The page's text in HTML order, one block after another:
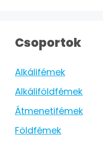
Csoportok
Alkálifémek
Alkáliföldfémek
Átmenetifémek
Földfémek